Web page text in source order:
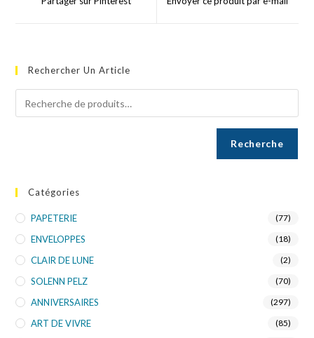
Rechercher Un Article
Recherche
Catégories
PAPETERIE (77)
ENVELOPPES (18)
CLAIR DE LUNE (2)
SOLENN PELZ (70)
ANNIVERSAIRES (297)
ART DE VIVRE (85)